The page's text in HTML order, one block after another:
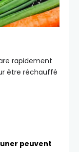
rapidement
être réchauffé
peuvent